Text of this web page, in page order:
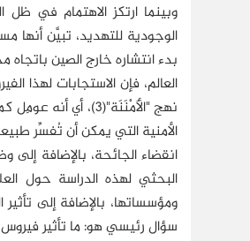
وبينما ارتكز الاهتمام في ظل
الوجودية للتهديد، تبيَّن أنها
بدء انتشاره خارج الصين
العالم، فإن الاستجابات
نهج "الأَمْنَنَة"(3)،
الأمنية التي يمكن أن تُفسِّر
انقضاء الجائحة، بالإضافة إلى
ومؤسساتها، بالإضافة إلى
سؤال رئيسي هو: ما تأثير فيروس كوفيد-19 على مختلف جوانب